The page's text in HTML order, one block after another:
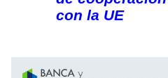
con la UE